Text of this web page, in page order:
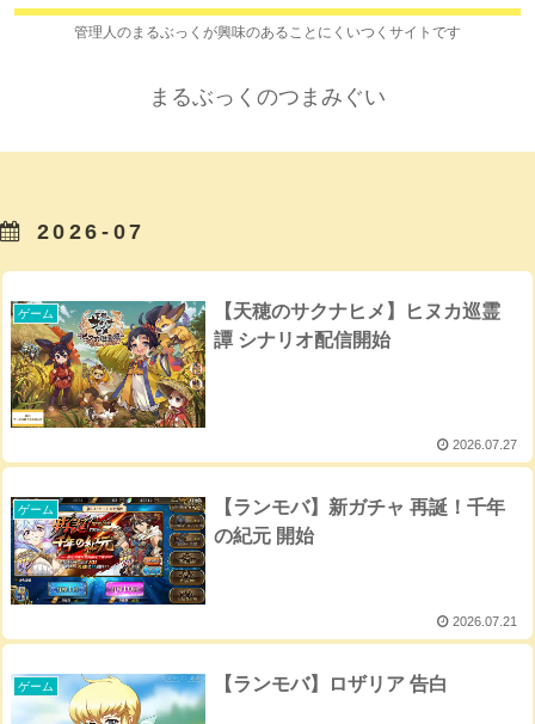
管理人のまるぶっくが興味のあることにくいつくサイトです
まるぶっくのつまみぐい
2026-07
ゲーム
【天穂のサクナヒメ】ヒヌカ巡霊
譚 シナリオ配信開始
2026.07.27
ゲーム
【ランモバ】新ガチャ 再誕！千年
の紀元 開始
2026.07.21
ゲーム 【ランモバ】ロザリア 告白